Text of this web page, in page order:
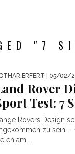
"7
ERFERT | 05/02/
Rover
Test: 7
Rovers Design
zu sein –
am...